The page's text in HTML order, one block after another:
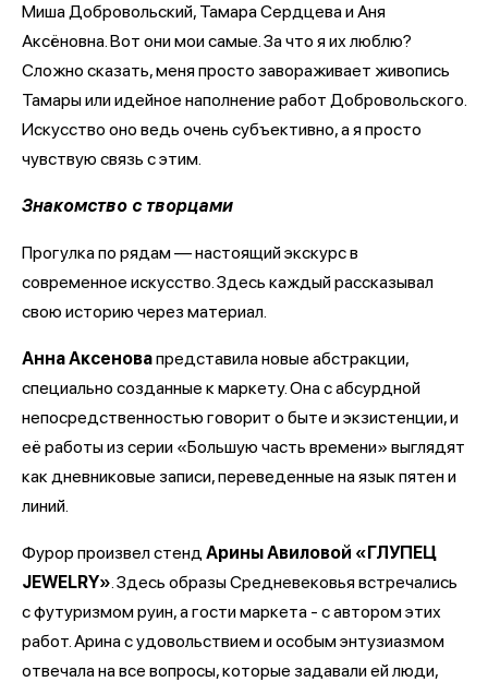
Миша Добровольский, Тамара Сердцева и Аня
Аксёновна. Вот они мои самые. За что я их люблю?
Сложно сказать, меня просто завораживает живопись
Тамары или идейное наполнение работ Добровольского.
Искусство оно ведь очень субъективно, а я просто
чувствую связь с этим.
Знакомство с творцами
Прогулка по рядам — настоящий экскурс в
современное искусство. Здесь каждый рассказывал
свою историю через материал.
Анна Аксеновапредставила новые абстракции,
специально созданные к маркету. Она с абсурдной
непосредственностью говорит о быте и экзистенции, и
её работы из серии «Большую часть времени» выглядят
как дневниковые записи, переведенные на язык пятен и
линий.
Фурор произвел стендАрины Авиловой «ГЛУПЕЦ
JEWELRY». Здесь образы Средневековья встречались
с футуризмом руин, а гости маркета - с автором этих
работ. Арина с удовольствием и особым энтузиазмом
отвечала на все вопросы, которые задавали ей люди,